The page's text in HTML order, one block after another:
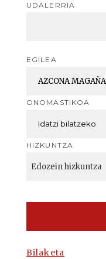
UDALERRIA
EGILEA
ONOMASTIKOA
HIZKUNTZA
Bilaketa